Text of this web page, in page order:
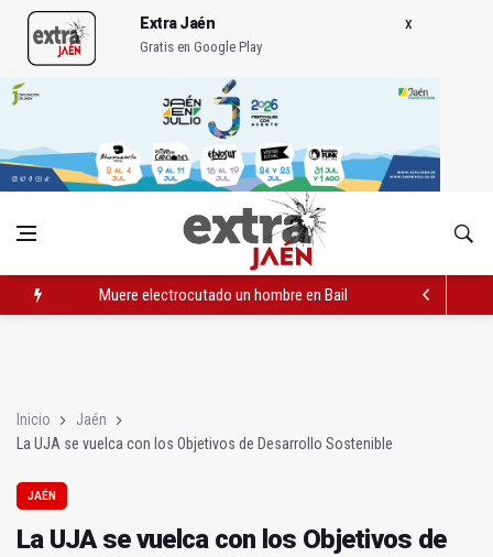
Extra Jaén
Gratis en Google Play
Muere electrocutado un hombre en Bailén en una torre
Inicio
Jaén
La UJA se vuelca con los Objetivos de Desarrollo Sostenible
JAÉN
La UJA se vuelca con los Objetivos de